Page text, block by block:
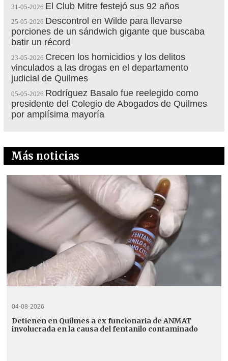
31-05-2026 El Club Mitre festejó sus 92 años
25-05-2026 Descontrol en Wilde para llevarse
porciones de un sándwich gigante que buscaba
batir un récord
23-05-2026 Crecen los homicidios y los delitos
vinculados a las drogas en el departamento
judicial de Quilmes
05-05-2026 Rodríguez Basalo fue reelegido como
presidente del Colegio de Abogados de Quilmes
por amplísima mayoría
Más noticias
04-08-2026
Detienen en Quilmes a ex funcionaria de ANMAT
involucrada en la causa del fentanilo contaminado